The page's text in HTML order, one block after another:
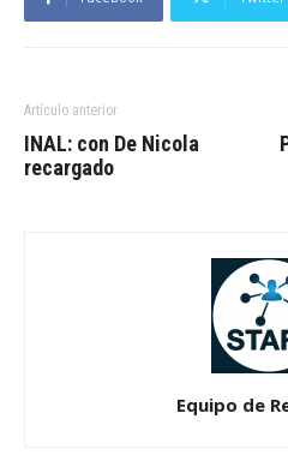
Artículo anterior
INAL: con De Nicola
recargado
Equipo de